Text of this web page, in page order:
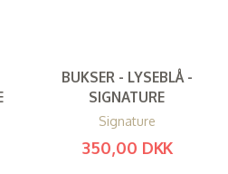
BUKSER - LYSEBLÅ -
SIGNATURE
Signature
350,00 DKK